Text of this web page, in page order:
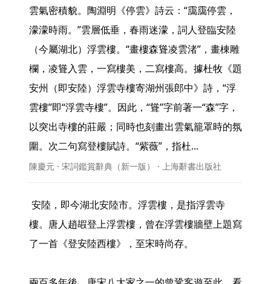
雲氣密積貌。陶淵明《停雲》詩云：“靄靄停雲，
濛濛時雨。”雲層低垂，春雨迷濛，詞人登臨安陸
（今屬湖北）浮雲樓。“畫樓森聳凌雲渚”，畫棟雕
欄，凌聳入雲，一寫樓美，二寫樓高。據杜牧《題
安州（即安陸）浮雲寺樓寄湖州張郎中》詩，“浮
雲樓”即“浮雲寺樓”。因此，“聳”字前著一“森”字，
以突出寺樓的莊嚴；同時也刻畫出雲氣籠罩時的氛
圍。次二句寫登樓賦詩。“紫薇”，指杜...
陳慶元 · 宋詞鑑賞辭典（新一版） · 上海辭書出版社
樓。唐人趙嘏登上浮雲樓，曾在浮雲樓牆壁上題寫
了一首《登安陸西樓》，至宋時尚存。